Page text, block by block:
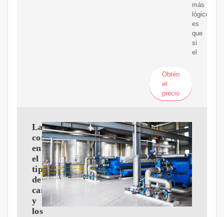
más
lógico
es
que
si
el
Obtén
el
precio
La
correlación
entre
el
tipo
de
cambio
y
los